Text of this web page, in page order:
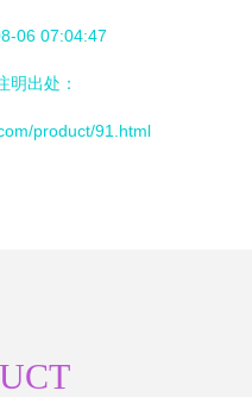
06 07:04:47
明出处：
product/91.html